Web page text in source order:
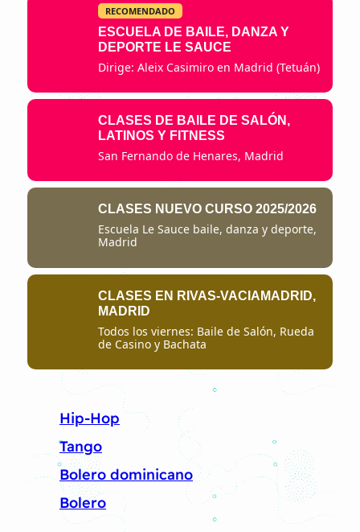
RECOMENDADO
ESCUELA DE BAILE, DANZA Y
DEPORTE LE SAUCE
Dirige: Aleix Casimiro en Madrid (Tetuán)
CLASES DE BAILE DE SALÓN,
LATINOS Y FITNESS
San Fernando de Henares, Madrid
CLASES NUEVO CURSO 2025/2026
Escuela Le Sauce baile, danza y deporte,
Madrid
CLASES EN RIVAS-VACIAMADRID,
MADRID
Todos los viernes: Baile de Salón, Rueda
de Casino y Bachata
Hip-Hop
Tango
Bolero dominicano
Bolero